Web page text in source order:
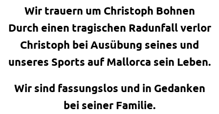
Wir trauern um Christoph Bohnen
Durch einen tragischen Radunfall verlor
Christoph bei Ausübung seines und
unseres Sports auf Mallorca sein Leben.
Wir sind fassungslos und in Gedanken
bei seiner Familie.